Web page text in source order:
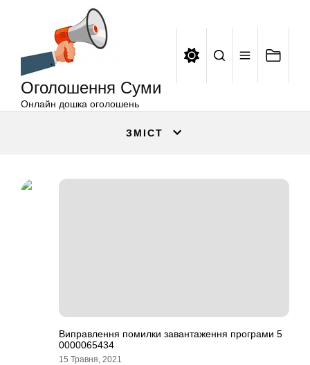
Оголошення Суми
Онлайн дошка оголошень
ЗМІСТ
Виправлення помилки завантаження програми 5
0000065434
15 Травня, 2021